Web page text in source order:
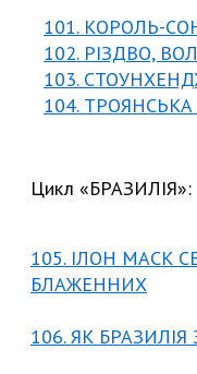
101. КОРОЛЬ-
102. РІЗДВО,
103.
104.
Цикл «БРАЗИЛІЯ»:
105. ІЛОН МАСК
БЛАЖЕННИХ
106. ЯК